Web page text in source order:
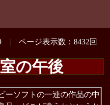
| ページ表示数：8432回
の午後
ーソフトの一連の作品の中